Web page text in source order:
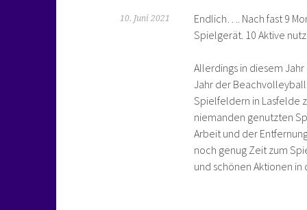
10. Juni 2021
Endlich…. Nach fast 9
Spielgerät. 10 Aktive
Allerdings in diesem
Jahr der
Spielfeldern in Lasfelde
niemanden genutzten
Arbeit und der
noch genug Zeit zum
und schönen Aktionen